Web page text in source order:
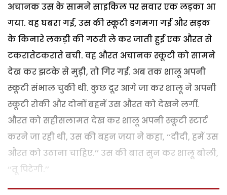
अचानक उस के सामने साइकिल पर सवार एक लड़का आ
गया. वह घबरा गई, उस की स्कूटी डगमगा गई और सड़क
के किनारे लकड़ी की गठरी ले कर जाती हुई एक औरत से
टकरातेटकराते बची. वह औरत अचानक स्कूटी को सामने
देख कर झटके से मुड़ी, तो गिर गई. अब तक शालू अपनी
स्कूटी संभाल चुकी थी. कुछ दूर आगे जा कर शालू ने अपनी
स्कूटी रोकी और दोनों बहनें उस औरत को देखने लगीं.
औरत को सहीसलामत देख कर शालू अपनी स्कूटी स्टार्ट
करने जा रही थी, उस की बहन जया ने कहा, ‘‘दीदी, हमें उस
औरत को उठाना चाहिए.’’ उस की बात सुन कर शालू बोली,
‘‘तू पिटेगी.’’